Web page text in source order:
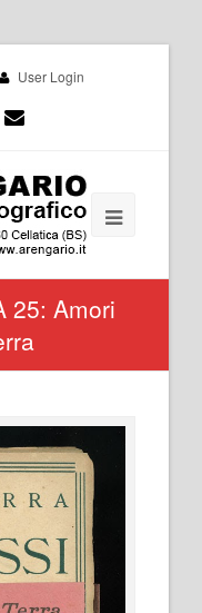
User Login
25: Amori